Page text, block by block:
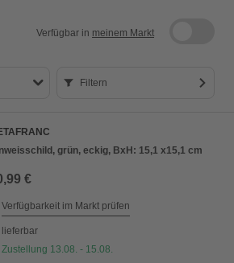
Verfügbar in meinem Markt
Filtern
grün, eckig, BxH: 15,1 x15,1 cm
€
Verfügbarkeit im Markt prüfen
lieferbar
Zustellung 13.08. - 15.08.